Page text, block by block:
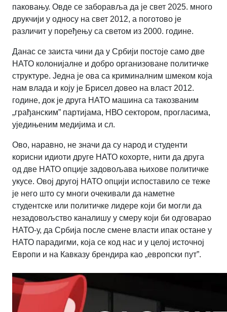
паковању. Овде се заборавља да је свет 2025. много
друкчији у односу на свет 2012, а поготово је
различит у поређењу са светом из 2000. године.
Данас се заиста чини да у Србији постоје само две
НАТО колонијалне и добро организоване политичке
структуре. Једна је ова са криминалним шмеком која
нам влада и коју је Брисел довео на власт 2012.
године, док је друга НАТО машина са такозваним
„грађанским” партијама, НВО сектором, прогласима,
уједињеним медијима и сл.
Ово, наравно, не значи да су народ и студенти
корисни идиоти друге НАТО кохорте, нити да друга
од две НАТО опције задовољава њихове политичке
укусе. Овој другој НАТО опцији испоставило се теже
је него што су многи очекивали да наметне
студентске или политичке лидере који би могли да
незадовољство каналишу у смеру који би одговарао
НАТО-у, да Србија после смене власти ипак остане у
НАТО парадигми, која се код нас и у целој источној
Европи и на Кавказу брендира као „европски пут”.